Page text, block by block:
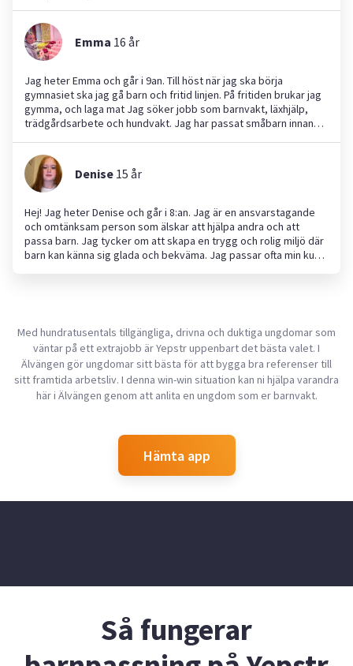
med lek, matning, nattning och hämtning/lämning samt lugn och
trygg läxläsning. Jag är också van vid djurpassning eftersom jag
har egna djur och har växt upp med djur hela livet; jag kan hjälpa
till med promenader, lek och enkel skötsel. Jag beskrivs som
pålitlig, flexibel, noggrann och positiv. Hör gärna av dig om du
behöver hjälp med barnpassning, djurpassning eller läxhjälp.
Emma 16 år
Jag heter Emma och går i 9an. Till höst när jag ska börja
gymnasiet ska jag gå barn och fritid linjen. På fritiden brukar jag
gymma, och laga mat Jag söker jobb som barnvakt, läxhjälp,
trädgårdsarbete och hundvakt. Jag har passat småbarn innan
Denise 15 år
Hej! Jag heter Denise och går i 8:an. Jag är en ansvarstagande
och omtänksam person som älskar att hjälpa andra och att
passa barn. Jag tycker om att skapa en trygg och rolig miljö där
barn kan känna sig glada och bekväma. Jag passar ofta min kusin
Med hundratusentals tillgängliga, drivna och duktiga ungdomar som
väntar på ett extrajobb är Yepstr uppenbart det bästa valet. I
Älvängen gör ungdomar sitt bästa för att bygga bra referenser till
sitt framtida arbetsliv. I denna win-win situation kan ni hjälpa varandra
här i Älvängen genom att anlita en ungdom som er barnvakt.
Hämta app
Så fungerar